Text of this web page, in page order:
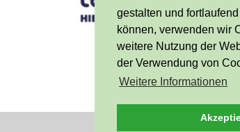
gestalten und
können, verwenden wir
weitere Nutzung der
der Verwendung von
Weitere Informationen